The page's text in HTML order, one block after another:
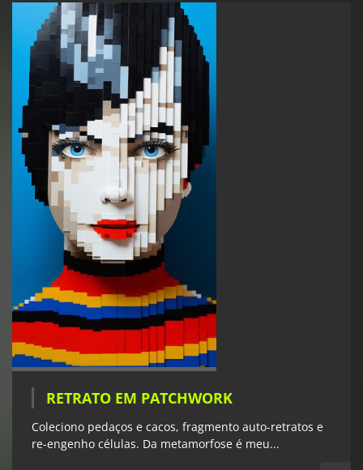
RETRATO EM PATCHWORK
Coleciono pedaços e cacos, fragmento auto-retratos e
re-engenho células. Da metamorfose é meu...